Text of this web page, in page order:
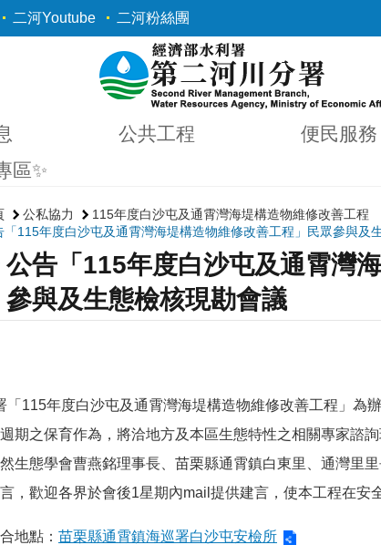
二河Youtube 二河粉絲團
公共工程 便民服務
區✨
公私協力
115年度白沙屯及通霄灣海堤構造物維修改善工程
「115年度白沙屯及通霄灣海堤構造物維修改善工程」民眾參與及
公告「115年度白沙屯及通霄灣
參與及生態檢核現勘會議
「115年度白沙屯及通霄灣海堤構造物維修改善工程」為
期之保育作為，將洽地方及本區生態特性之相關專家諮
生態學會曹燕銘理事長、苗栗縣通霄鎮白東里、通灣里
，歡迎各界於會後1星期內mail提供建言，使本工程在安
地點： 苗栗縣通霄鎮海巡署白沙屯安檢所